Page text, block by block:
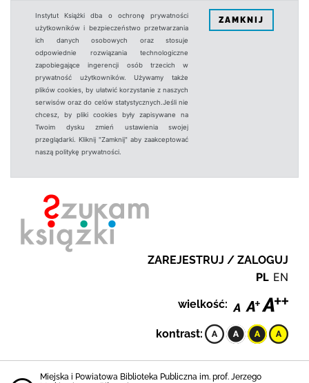
Instytut Książki dba o ochronę prywatności
użytkowników i bezpieczeństwo przetwarzania
ich danych osobowych oraz stosuje
odpowiednie rozwiązania technologiczne
zapobiegające ingerencji osób trzecich w
prywatność użytkowników. Używamy także
plików cookies, by ułatwić korzystanie z naszych
serwisów oraz do celów statystycznych.Jeśli nie
chcesz, by pliki cookies były zapisywane na
Twoim dysku zmień ustawienia swojej
przeglądarki. Kliknij "Zamknij" aby zaakceptować
naszą politykę prywatności.
ZAMKNIJ
ZAREJESTRUJ / ZALOGUJ
PL EN
wielkość:
kontrast:
Miejska i Powiatowa Biblioteka Publiczna im. prof. Jerzego